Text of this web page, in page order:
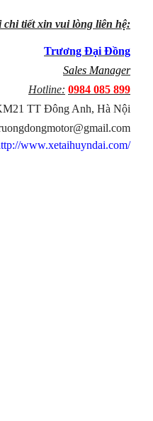
chi tiết xin vui lòng liên hệ:
Trương Đại Đồng
Sales Manager
Hotline: 0984 085 899
TT Đông Anh, Hà Nội
www.xetaihuyndai.com/